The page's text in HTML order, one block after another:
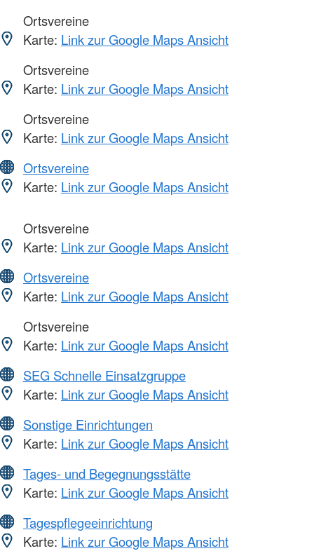
Ortsvereine
Karte: Link zur Google Maps Ansicht
Ortsvereine
Karte: Link zur Google Maps Ansicht
Ortsvereine
Karte: Link zur Google Maps Ansicht
Ortsvereine
Karte: Link zur Google Maps Ansicht
Ortsvereine
Karte: Link zur Google Maps Ansicht
Ortsvereine
Karte: Link zur Google Maps Ansicht
Ortsvereine
Karte: Link zur Google Maps Ansicht
SEG Schnelle Einsatzgruppe
Karte: Link zur Google Maps Ansicht
Sonstige Einrichtungen
Karte: Link zur Google Maps Ansicht
Tages- und Begegnungsstätte
Karte: Link zur Google Maps Ansicht
Tagespflegeeinrichtung
Karte: Link zur Google Maps Ansicht